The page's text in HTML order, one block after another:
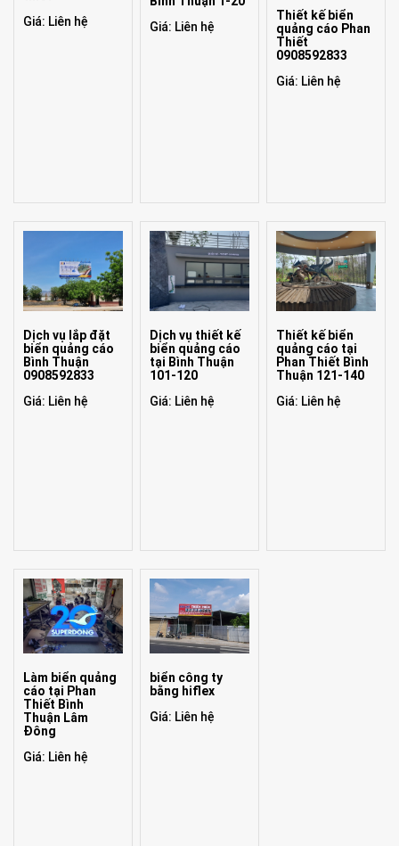
Giá: Liên hệ
Giá: Liên hệ
Thiết kế biển
quảng cáo Phan
Thiết
0908592833
Giá: Liên hệ
Dịch vụ lắp đặt
biển quảng cáo
Bình Thuận
0908592833
Giá: Liên hệ
Dịch vụ thiết kế
biển quảng cáo
tại Bình Thuận
101-120
Giá: Liên hệ
Thiết kế biển
quảng cáo tại
Phan Thiết Bình
Thuận 121-140
Giá: Liên hệ
Làm biển quảng
cáo tại Phan
Thiết Bình
Thuận Lâm
Đông
Giá: Liên hệ
biển công ty
bằng hiflex
Giá: Liên hệ